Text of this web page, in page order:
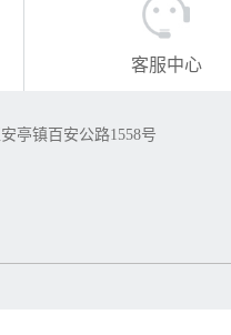
客服中心
亭镇百安公路1558号